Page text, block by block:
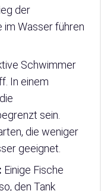
der
Wasser führen
Schwimmer
In einem
sein.
die weniger
geeignet.
Einige Fische
den Tank